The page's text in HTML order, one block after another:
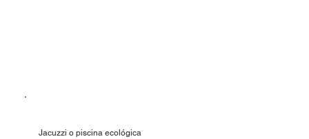
Jacuzzi o piscina ecológica